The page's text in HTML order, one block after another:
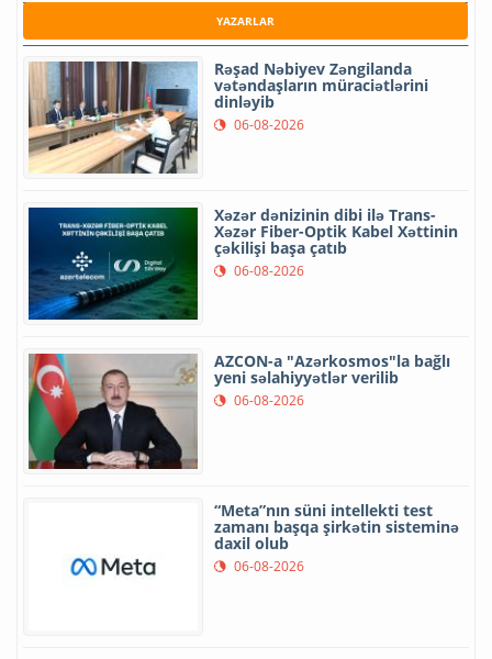
YAZARLAR
Rəşad Nəbiyev Zəngilanda
vətəndaşların müraciətlərini
dinləyib
06-08-2026
Xəzər dənizinin dibi ilə Trans-
Xəzər Fiber-Optik Kabel Xəttinin
çəkilişi başa çatıb
06-08-2026
AZCON-a "Azərkosmos"la bağlı
yeni səlahiyyətlər verilib
06-08-2026
“Meta”nın süni intellekti test
zamanı başqa şirkətin sisteminə
daxil olub
06-08-2026